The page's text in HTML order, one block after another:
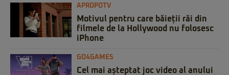
APROPOTV
Motivul pentru care băieții răi din
filmele de la Hollywood nu folosesc
iPhone
GO4GAMES
Cel mai așteptat joc video al anului